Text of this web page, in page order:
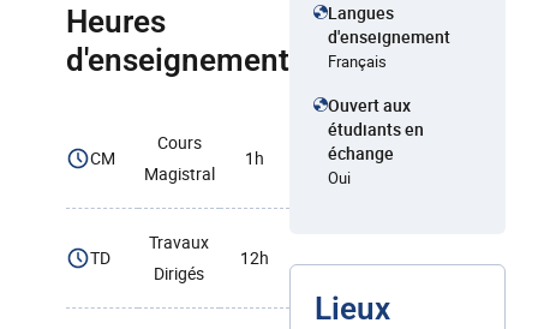
Heures
d'enseignement
CM
Cours
Magistral
1h
TD
Travaux
Dirigés
12h
Langues
d'enseignement
Français
Ouvert aux
étudiants en
échange
Oui
Lieux